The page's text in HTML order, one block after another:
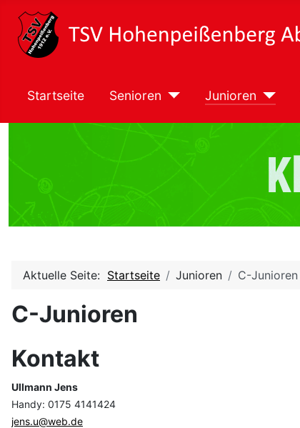
Startseite Senioren Junioren
Aktuelle Seite: Startseite Junioren C-Junioren
C-Junioren
Kontakt
Ullmann Jens
Handy: 0175 4141424
jens.u@web.de